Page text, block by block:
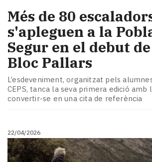
Més de 80
s'apleguen a la
Segur en el debut
Bloc Pallars
L’esdeveniment, organitzat pels
CEPS, tanca la seva primera edició amb
convertir-se en una cita de referència
22/04/2026